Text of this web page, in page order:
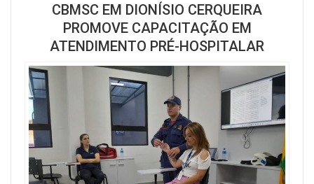
CBMSC EM DIONÍSIO CERQUEIRA
PROMOVE CAPACITAÇÃO EM
ATENDIMENTO PRÉ-HOSPITALAR